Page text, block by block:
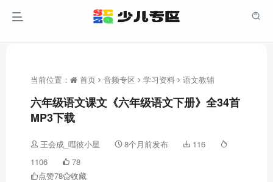
当前位置： 首页 音频专区 学习资料 语文教辅
六年级语文课文《六年级语文下册》全34首
MP3下载
王会成_嘒彼小星 8个月前发布
116
1106
78
点赞78 收藏